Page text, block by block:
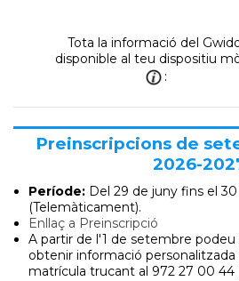
Tota la informació del
disponible al teu dispositiu
:
Preinscripcions de
2026-
Període: Del 29 de juny fins el
(Telemàticament).
Enllaç a Preinscripció
A partir de l'1 de setembre podeu
obtenir informació personalitzada
matrícula trucant al 972 27 00 44